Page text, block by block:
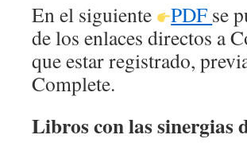
En el siguiente
PDF se
de los enlaces directos a
que estar registrado,
Complete.
Libros con las sinergias